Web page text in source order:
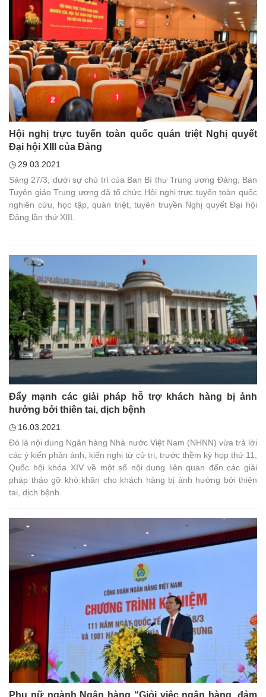
Hội nghị trực tuyến toàn quốc quán triệt Nghị quyết
Đại hội XIII của Đảng
29.03.2021
Sáng 27/3, dưới sự chủ trì của Ban Bí thư Trung ương Đảng, Ban
Tuyên giáo Trung ương đã tổ chức Hội nghị trực tuyến toàn quốc
nghiên cứu, học tập, quán triệt, tuyên truyền Nghị quyết Đại hội
Đảng lần thứ XIII.
Đẩy mạnh các giải pháp hỗ trợ khách hàng bị ảnh
hưởng bởi thiên tai, dịch bệnh
16.03.2021
Đó là nội dung Ngân hàng Nhà nước Việt Nam (NHNN) vừa trả lời
các ý kiến phản ánh, kiến nghị từ cử tri, trước thềm kỳ họp thứ 11,
Quốc hội khóa XIV về một số nội dung liên quan đến các giải
pháp tháo gỡ khó khăn cho khách hàng bị ảnh hưởng bởi thiên
tai, dịch bệnh.